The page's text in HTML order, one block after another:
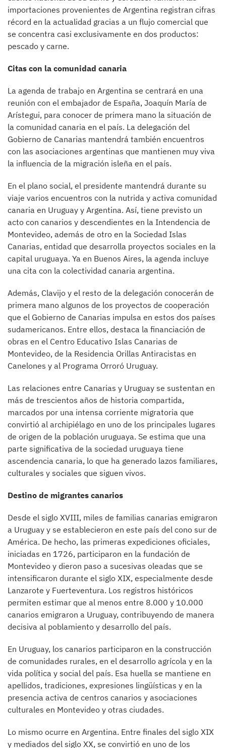
importaciones provenientes de Argentina registran cifras
récord en la actualidad gracias a un flujo comercial que
se concentra casi exclusivamente en dos productos:
pescado y carne.
Citas con la comunidad canaria
La agenda de trabajo en Argentina se centrará en una
reunión con el embajador de España, Joaquín María de
Arístegui, para conocer de primera mano la situación de
la comunidad canaria en el país. La delegación del
Gobierno de Canarias mantendrá también encuentros
con las asociaciones argentinas que mantienen muy viva
la influencia de la migración isleña en el país.
En el plano social, el presidente mantendrá durante su
viaje varios encuentros con la nutrida y activa comunidad
canaria en Uruguay y Argentina. Así, tiene previsto un
acto con canarios y descendientes en la Intendencia de
Montevideo, además de otro en la Sociedad Islas
Canarias, entidad que desarrolla proyectos sociales en la
capital uruguaya. Ya en Buenos Aires, la agenda incluye
una cita con la colectividad canaria argentina.
Además, Clavijo y el resto de la delegación conocerán de
primera mano algunos de los proyectos de cooperación
que el Gobierno de Canarias impulsa en estos dos países
sudamericanos. Entre ellos, destaca la financiación de
obras en el Centro Educativo Islas Canarias de
Montevideo, de la Residencia Orillas Antiracistas en
Canelones y al Programa Orroró Uruguay.
Las relaciones entre Canarias y Uruguay se sustentan en
más de trescientos años de historia compartida,
marcados por una intensa corriente migratoria que
convirtió al archipiélago en uno de los principales lugares
de origen de la población uruguaya. Se estima que una
parte significativa de la sociedad uruguaya tiene
ascendencia canaria, lo que ha generado lazos familiares,
culturales y sociales que siguen vivos.
Destino de migrantes canarios
Desde el siglo XVIII, miles de familias canarias emigraron
a Uruguay y se establecieron en este país del cono sur de
América. De hecho, las primeras expediciones oficiales,
iniciadas en 1726, participaron en la fundación de
Montevideo y dieron paso a sucesivas oleadas que se
intensificaron durante el siglo XIX, especialmente desde
Lanzarote y Fuerteventura. Los registros históricos
permiten estimar que al menos entre 8.000 y 10.000
canarios emigraron a Uruguay, contribuyendo de manera
decisiva al poblamiento y desarrollo del país.
En Uruguay, los canarios participaron en la construcción
de comunidades rurales, en el desarrollo agrícola y en la
vida política y social del país. Esa huella se mantiene en
apellidos, tradiciones, expresiones lingüísticas y en la
presencia activa de centros canarios y asociaciones
culturales en Montevideo y otras ciudades.
Lo mismo ocurre en Argentina. Entre finales del siglo XIX
y mediados del siglo XX, se convirtió en uno de los